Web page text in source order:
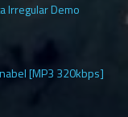
Irregular Demo
[MP3 320kbps]